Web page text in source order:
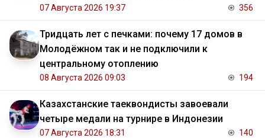
07 Августа 2026 19:37 356
Тридцать лет с печками: почему 17 домов в
Молодёжном так и не подключили к
центральному отоплению
08 Августа 2026 09:03 194
Казахстанские таеквондисты завоевали
четыре медали на турнире в Индонезии
07 Августа 2026 18:31 140